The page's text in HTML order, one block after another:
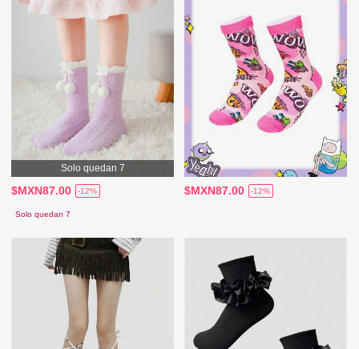
Solo quedan 7
$MXN87.00 -12%
Solo quedan 7
$MXN87.00 -12%